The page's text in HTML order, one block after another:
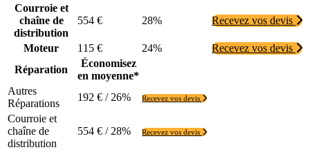
Courroie et
chaîne de
distribution
554 € 28% Recevez vos devis
Moteur 115 € 24%
Recevez vos devis
Réparation
Économisez
en moyenne*
Autres
Réparations
192 € / 26% Recevez vos devis
Courroie et
chaîne de
distribution
554 € / 28% Recevez vos devis